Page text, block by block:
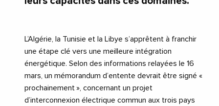
L’Algérie, la Tunisie et la Libye s’apprêtent à franchir
une étape clé vers une meilleure intégration
énergétique. Selon des informations relayées le 16
mars, un mémorandum d’entente devrait être signé «
prochainement », concernant un projet
d’interconnexion électrique commun aux trois pays